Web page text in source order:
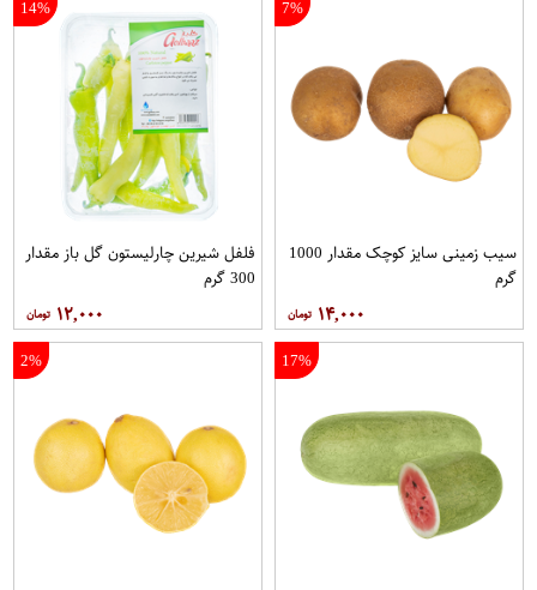
7%
سیب زمینی سایز کوچک مقدار 1000
گرم
۱۴,۰۰۰
14%
فلفل شیرین چارلیستون گل باز مقدار
300 گرم
۱۲,۰۰۰
17%
2%